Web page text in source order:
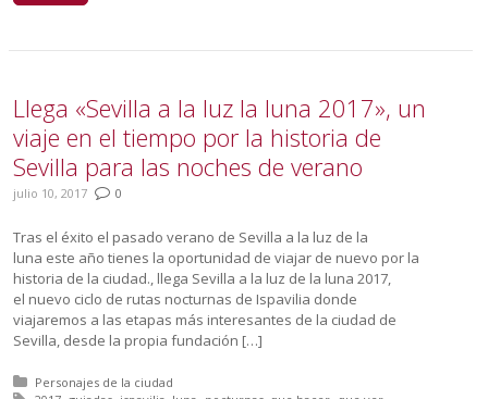
Llega «Sevilla a la luz la luna 2017», un
viaje en el tiempo por la historia de
Sevilla para las noches de verano
julio 10, 2017 0
Tras el éxito el pasado verano de Sevilla a la luz de la
luna este año tienes la oportunidad de viajar de nuevo por la
historia de la ciudad., llega Sevilla a la luz de la luna 2017,
el nuevo ciclo de rutas nocturnas de Ispavilia donde
viajaremos a las etapas más interesantes de la ciudad de
Sevilla, desde la propia fundación […]
Posted in:
Personajes de la ciudad